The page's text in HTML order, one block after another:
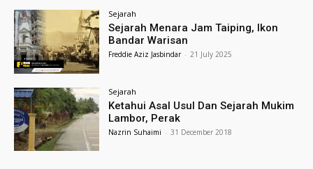
Sejarah
Sejarah Menara Jam Taiping, Ikon
Bandar Warisan
Freddie Aziz Jasbindar - 21 July 2025
Sejarah
Ketahui Asal Usul Dan Sejarah Mukim
Lambor, Perak
Nazrin Suhaimi - 31 December 2018